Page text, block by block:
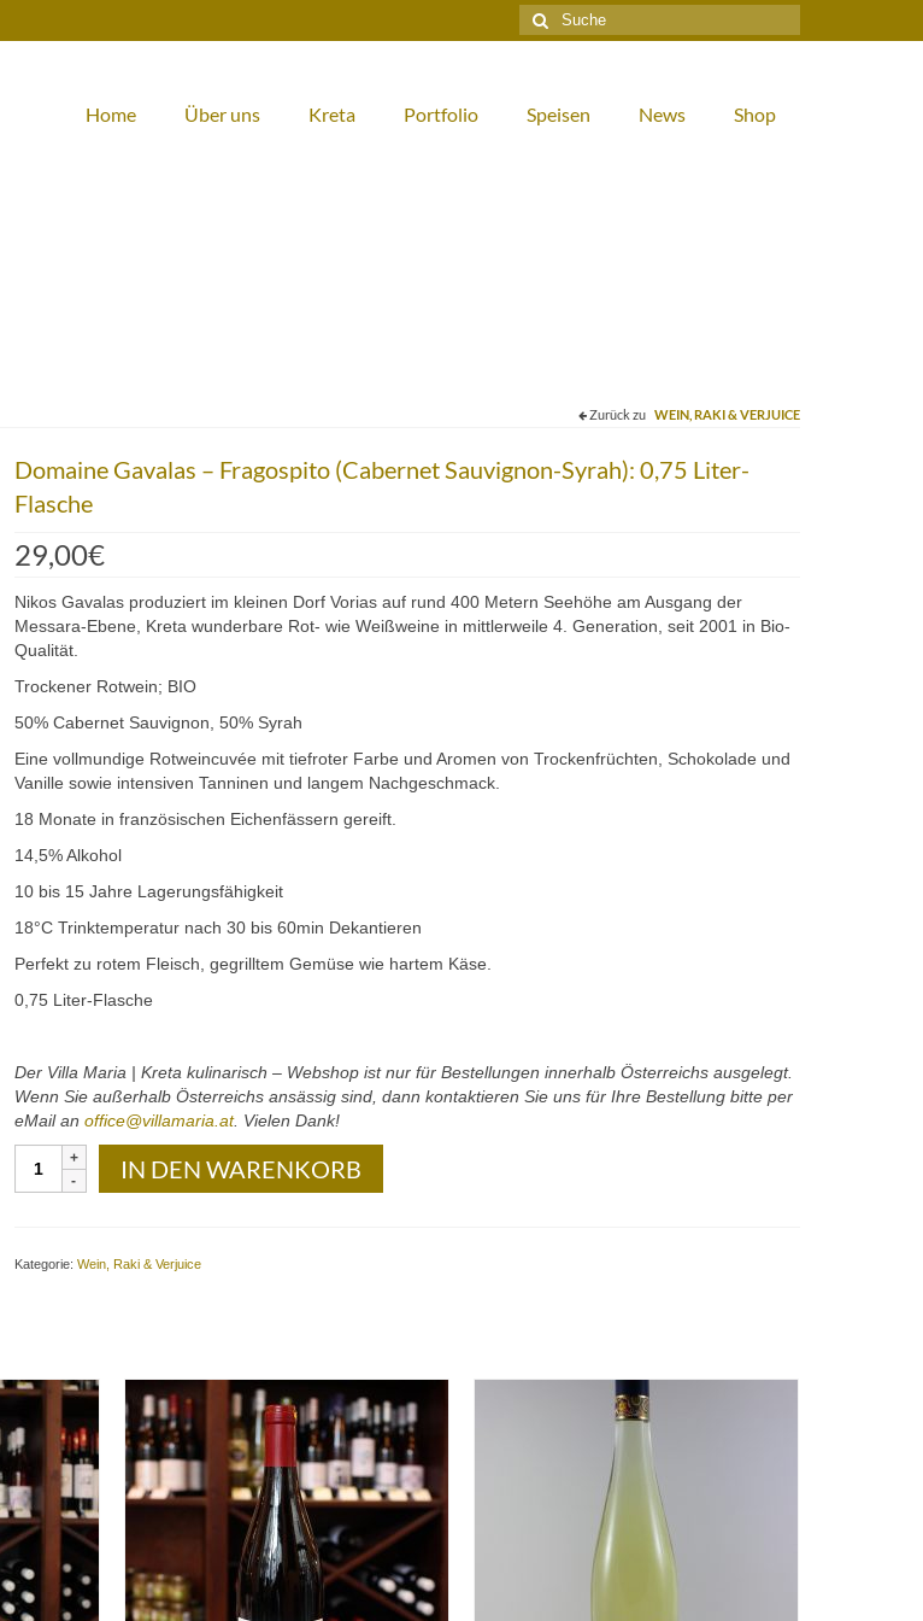
Suche
nach:
Home Über uns Kreta Portfolio Speisen News Shop
Zurück zu WEIN, RAKI & VERJUICE
Domaine Gavalas – Fragospito (Cabernet Sauvignon-Syrah): 0,75 Liter-
Flasche
29,00€
Nikos Gavalas produziert im kleinen Dorf Vorias auf rund 400 Metern Seehöhe am Ausgang der
Messara-Ebene, Kreta wunderbare Rot- wie Weißweine in mittlerweile 4. Generation, seit 2001 in Bio-
Qualität.
Trockener Rotwein; BIO
50% Cabernet Sauvignon, 50% Syrah
Eine vollmundige Rotweincuvée mit tiefroter Farbe und Aromen von Trockenfrüchten, Schokolade und
Vanille sowie intensiven Tanninen und langem Nachgeschmack.
18 Monate in französischen Eichenfässern gereift.
14,5% Alkohol
10 bis 15 Jahre Lagerungsfähigkeit
18°C Trinktemperatur nach 30 bis 60min Dekantieren
Perfekt zu rotem Fleisch, gegrilltem Gemüse wie hartem Käse.
0,75 Liter-Flasche
Der Villa Maria | Kreta kulinarisch – Webshop ist nur für Bestellungen innerhalb Österreichs ausgelegt.
Wenn Sie außerhalb Österreichs ansässig sind, dann kontaktieren Sie uns für Ihre Bestellung bitte per
eMail an office@villamaria.at. Vielen Dank!
Domaine
Gavalas
Sauvignon-
Menge
IN DEN WARENKORB
Kategorie: Wein, Raki & Verjuice